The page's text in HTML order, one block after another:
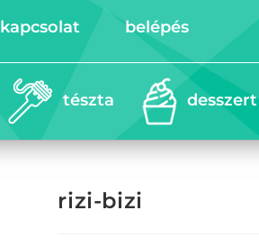
kapcsolat belépés
tészta desszert
rizi-bizi